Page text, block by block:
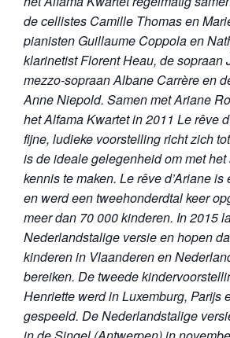
de cellistes Camille Thomas en
pianisten Guillaume Coppola en
klarinetist Florent Heau, de sopraan
mezzo-sopraan Albane Carrère en
Anne Niepold. Samen met Ariane
het Alfama Kwartet in 2011 Le rêve
fijne, ludieke voorstelling richt zich
is de ideale gelegenheid om met het
kennis te maken. Le rêve d’Ariane
en werd een tweehonderdtal keer
meer dan 70 000 kinderen. In 2015
Nederlandstalige versie en hopen
kinderen in Vlaanderen en
bereiken. De tweede
Henriette werd in Luxemburg, Parijs
gespeeld. De Nederlandstalige